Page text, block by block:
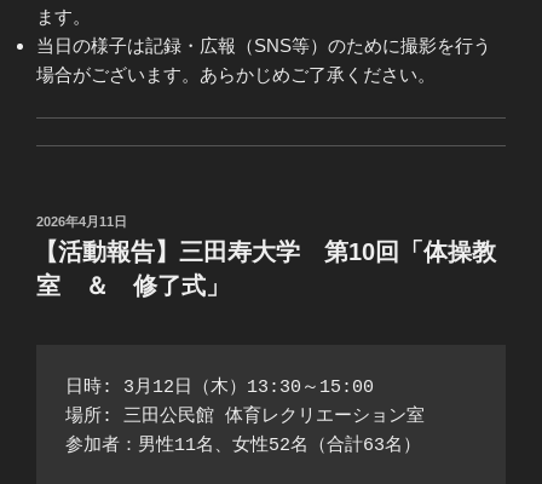
ます。
当日の様子は記録・広報（SNS等）のために撮影を行う
場合がございます。あらかじめご了承ください。
投
日:
2026年4月11日
【活動報告】三田寿大学 第10回「体操教
室 ＆ 修了式」
日時: 3月12日（木）13:30～15:00
場所: 三田公民館 体育レクリエーション室
参加者：男性11名、女性52名（合計63名）